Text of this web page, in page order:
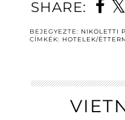
SHARE:
BEJEGYEZTE: NIKOLETTI
CÍMKÉK: HOTELEK/